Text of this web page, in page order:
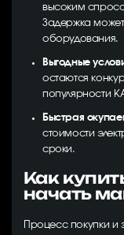
высоким
Задержка может
оборудования.
Выгодные
остаются
популярности
Быстрая
стоимости
сроки.
Как
начать
Процесс покупки